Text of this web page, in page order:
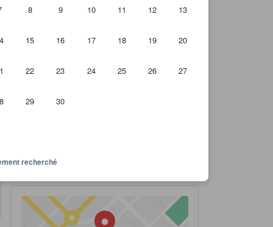
8 9 10 11 12 13
15 16 17 18 19 20
22 23 24 25 26 27
29 30
recherché
7,2 Très bien
5 avis